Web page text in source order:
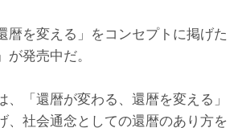
暦を変える」をコンセプトに掲げた
が発売中だ。
、「還暦が変わる、還暦を変える」
、社会通念としての還暦のあり方を